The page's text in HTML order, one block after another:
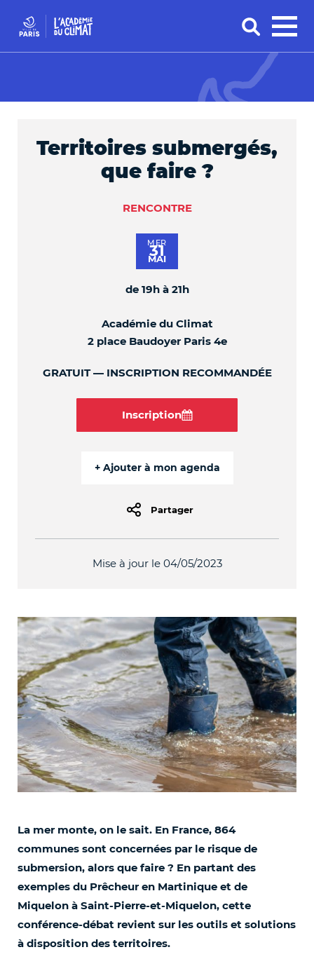
Territoires submergés,
que faire ?
RENCONTRE
MER
31
MAI
de 19h à 21h
Académie du Climat
2 place Baudoyer Paris 4e
GRATUIT INSCRIPTION RECOMMANDÉE
Inscription
Partager
Mise à jour le 04/05/2023
La mer monte, on le sait. En France, 864
communes sont concernées par le risque de
submersion, alors que faire ? En partant des
exemples du Prêcheur en Martinique et de
Miquelon à Saint-Pierre-et-Miquelon, cette
conférence-débat revient sur les outils et solutions
à disposition des territoires.